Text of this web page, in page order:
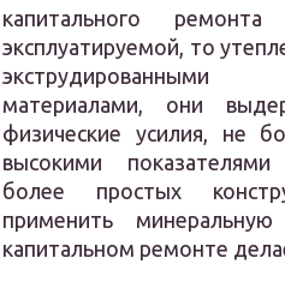
капитального ремонта
эксплуатируемой, то
экструдированными
материалами, они
физические усилия, не
высокими
более простых
применить
капитальном ремонте